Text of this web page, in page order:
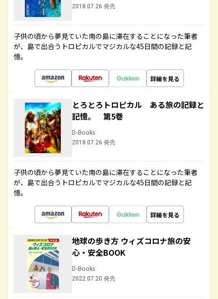
2018.07.26 発売
子供の頃から夢見ていた南の島に滞在することになった筆者
が、島で出合うトロピカルでマジカルな45日間の記録と記
憶。
詳細を見る
とろとろトロピカル ある旅の記録と
記憶。 第5巻
D-Books
2018.07.26 発売
子供の頃から夢見ていた南の島に滞在することになった筆者
が、島で出合うトロピカルでマジカルな45日間の記録と記
憶。
詳細を見る
地球の歩き方 ウィズコロナ旅の安
心・安全BOOK
D-Books
2022.07.20 発売